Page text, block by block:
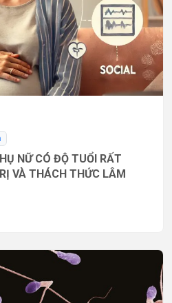
NỮ CÓ ĐỘ TUỔI RẤT
VÀ THÁCH THỨC LÂM